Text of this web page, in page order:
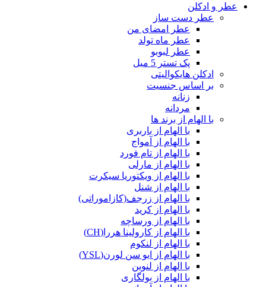
عطر و ادکلن
عطر دست ساز
عطر امضای من
عطر ماه تولد
عطر لبوبو
پک تستر 5 میل
ادکلن هایکوالیتی
بر اساس جنسیت
زنانه
مردانه
با الهام از برند ها
با الهام از باربری
با الهام از آمواج
با الهام از تام فورد
با الهام از مارلی
با الهام از ویکتوریا سیکرت
با الهام از شنل
با الهام از زرجف(کازاموراتی)
با الهام از کرید
با الهام از ورساچه
با الهام از کارولینا هررا(CH)
با الهام از لنکوم
با الهام از ایو سن لورن(YSL)
با الهام از لنوین
با الهام از بولگاری